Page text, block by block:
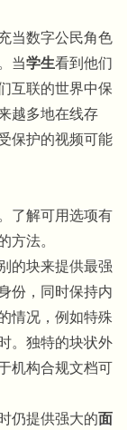
当数字公民角色
当学生看到他们
互联的世界中保
越多地在线存
保护的视频可能
了解可用选项有
法。
的块来提供最强
份，同时保持内
情况，例如特殊
。独特的块状外
机构合规文档可
仍提供强大的面